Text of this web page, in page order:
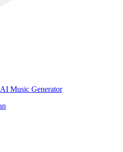
AI Music Generator